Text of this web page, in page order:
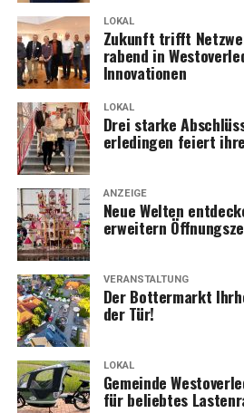
LOKAL
Zukunft trifft
rabend in
Innovationen
LOKAL
Drei star­ke
er­le­din­gen fei­ert
ANZEIGE
Neue Wel­ten
erwei­tern
VERANSTALTUNG
Der Bot­ter­markt
der Tür!
LOKAL
Gemein­de
für belieb­tes